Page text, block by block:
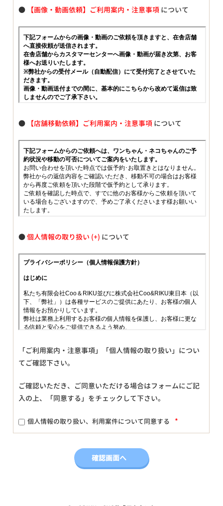
● 【画像・動画依頼】ご利用案内・注意事項 について
● 【店舗移動依頼】ご利用案内・注意事項 について
●個人情報の取り扱い について
「ご利用案内・注意事項」「個人情報の取り扱い」につい
てご確認下さい。
ご確認いただき、ご同意いただける場合はフォームにご記
入の上、「同意する」をチェックして下さい。
個人情報の取り扱い、利用案件について同意する *